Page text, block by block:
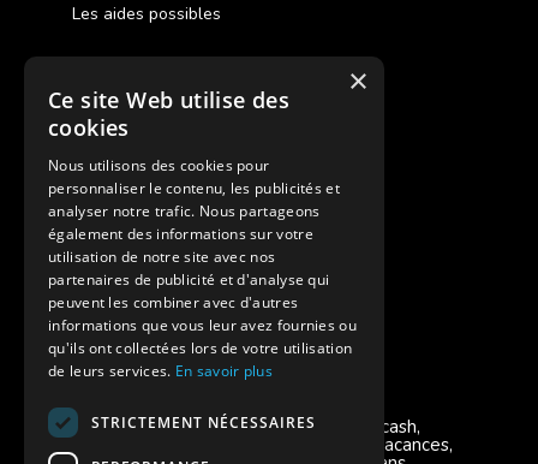
Les aides possibles
Cash Back
Pour les fratries
Facebook Supernova
Instagram Supernova
Colonie de vacances SUPERNOVA
Modes de règlement acceptés
Chèque, Virement, Espèces, Mandats cash,
Bons CAF, Conseil général, Chèques vacances,
×
Ce site Web utilise des
cookies
Nous utilisons des cookies pour
personnaliser le contenu, les publicités et
analyser notre trafic. Nous partageons
également des informations sur votre
utilisation de notre site avec nos
partenaires de publicité et d'analyse qui
peuvent les combiner avec d'autres
informations que vous leur avez fournies ou
qu'ils ont collectées lors de votre utilisation
de leurs services. En savoir plus
STRICTEMENT NÉCESSAIRES